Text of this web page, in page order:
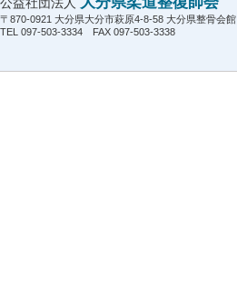
〒870-0921 大分県大分市萩原4-8-58 大分県整骨会館
TEL 097-503-3334 FAX 097-503-3338